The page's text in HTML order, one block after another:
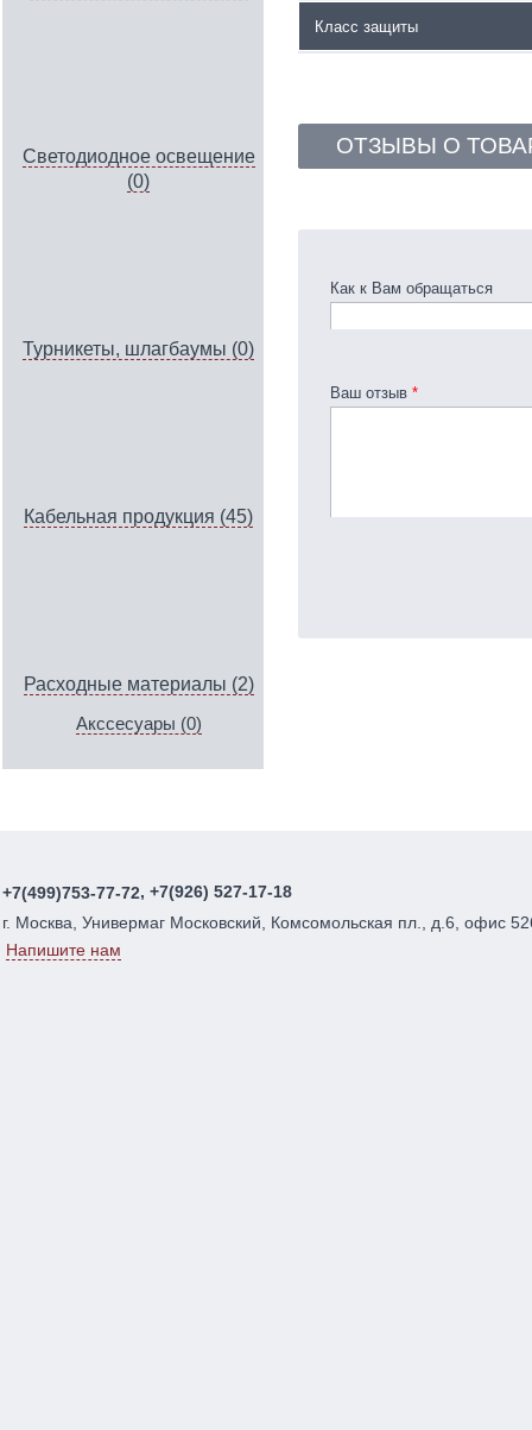
Светодиодное освещение
(0)
Турникеты, шлагбаумы (0)
Кабельная продукция (45)
Расходные материалы (2)
Акссесуары (0)
Класс защиты
ОТЗЫВЫ О
Как к Вам обращаться
Ваш отзыв *
+7(499)753-77-72, +7(926) 527-17-18
г. Москва, Универмаг Московский, Комсомольская пл., д.6, офис
Напишите нам